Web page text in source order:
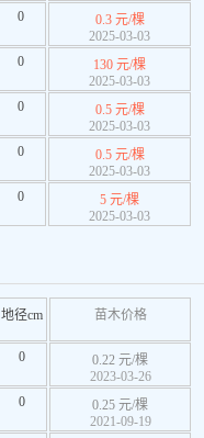
0
0.3 元/棵
2025-03-03
0
130 元/棵
2025-03-03
0
0.5 元/棵
2025-03-03
0
0.5 元/棵
2025-03-03
0
5 元/棵
2025-03-03
地径cm 苗木价格
0
0.22 元/棵
2023-03-26
0
0.25 元/棵
2021-09-19